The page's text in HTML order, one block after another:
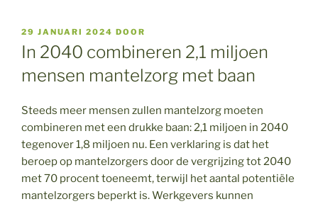
GEPLAATST
OP
29 JANUARI 2024 DOOR
In 2040 combineren 2,1 miljoen
mensen mantelzorg met baan
Steeds meer mensen zullen mantelzorg moeten
combineren met een drukke baan: 2,1 miljoen in 2040
tegenover 1,8 miljoen nu. Een verklaring is dat het
beroep op mantelzorgers door de vergrijzing tot 2040
met 70 procent toeneemt, terwijl het aantal potentiële
mantelzorgers beperkt is. Werkgevers kunnen